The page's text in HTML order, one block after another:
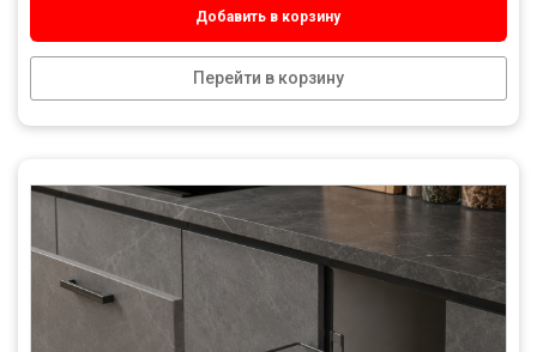
Добавить в корзину
Перейти в корзину